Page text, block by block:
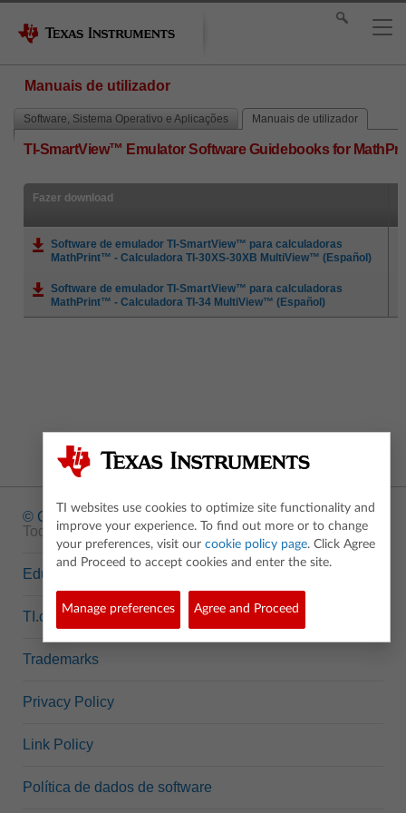
Manuais de utilizador
Software, Sistema Operativo e Aplicações Manuais de utilizador
TI-SmartView™ Emulator Software Guidebooks for
Fazer download
Software de emulador TI-SmartView™ para calculadoras
MathPrint™ - Calculadora TI-30XS-30XB MultiView™ (Español)
Software de emulador TI-SmartView™ para calculadoras
MathPrint™ - Calculadora TI-34 MultiView™ (Español)
© Copyright1995-2026 Texas Instruments Incorporated.
Todos os direitos reservados.
Education.TI.com
TI.com
Trademarks
Privacy Policy
Link Policy
Política de dados de software
TI websites use cookies to optimize site functionality and
improve your experience. To find out more or to change
your preferences, visit our cookie policy page. Click Agree
and Proceed to accept cookies and enter the site.
Manage preferences Agree and Proceed